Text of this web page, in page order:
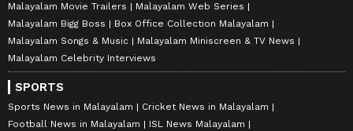
Malayalam Movie Trailers
Malayalam Web Series
Malayalam Bigg Boss
Box Office Collection Malayalam
Malayalam Songs & Music
Malayalam Miniscreen & TV News
Malayalam Celebrity Interviews
SPORTS
Sports News in Malayalam
Cricket News in Malayalam
Football News in Malayalam
ISL News Malayalam